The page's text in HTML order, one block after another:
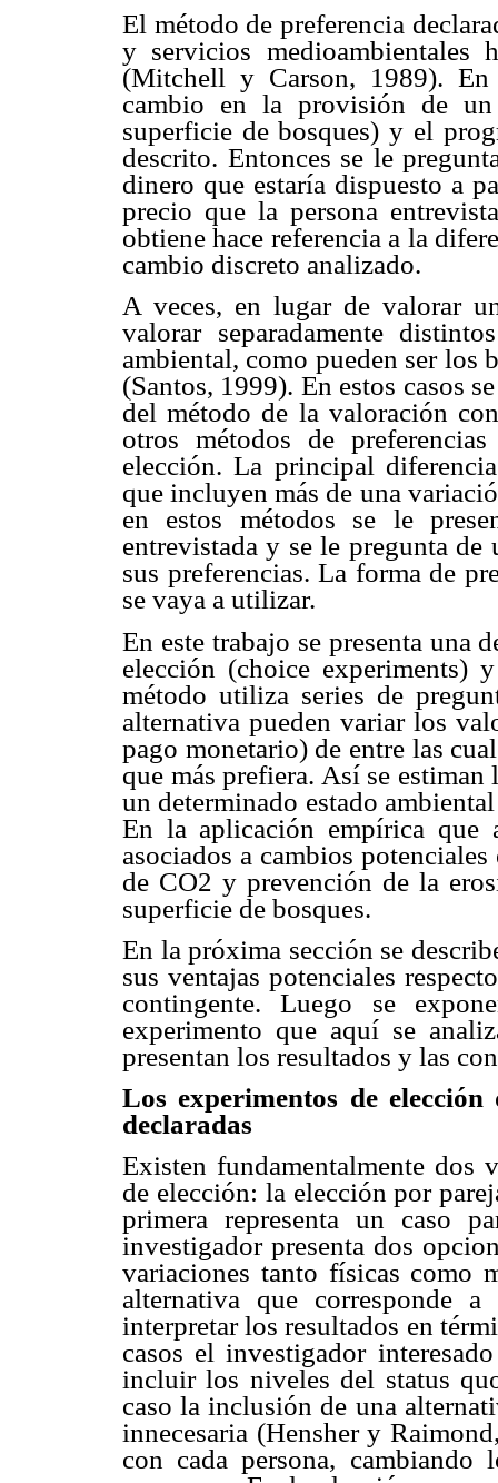
El método de preferencia
y servicios
(Mitchell y Carson, 1989).
cambio en la provisión de
superficie de bosques) y el
descrito. Entonces se le
dinero que estaría dispuesto a
precio que la persona
obtiene hace referencia a la
cambio discreto analizado.
A veces, en lugar de valorar
valorar separadamente
ambiental, como pueden ser los
(Santos, 1999). En estos casos
del método de la valoración
otros métodos de
elección. La principal
que incluyen más de una
en estos métodos se le
entrevistada y se le pregunta de
sus preferencias. La forma de
se vaya a utilizar.
En este trabajo se presenta una
elección (choice experiments)
método utiliza series de
alternativa pueden variar los
pago monetario) de entre las
que más prefiera. Así se
un determinado estado
En la aplicación empírica que
asociados a cambios
de CO2 y prevención de la
superficie de bosques.
En la próxima sección se
sus ventajas potenciales
contingente. Luego se
experimento que aquí se
presentan los resultados y las
Los experimentos de
declaradas
Existen fundamentalmente dos
de elección: la elección por
primera representa un caso
investigador presenta dos
variaciones tanto físicas como
alternativa que corresponde
interpretar los resultados en
casos el investigador
incluir los niveles del status
caso la inclusión de una
innecesaria (Hensher y
con cada persona,